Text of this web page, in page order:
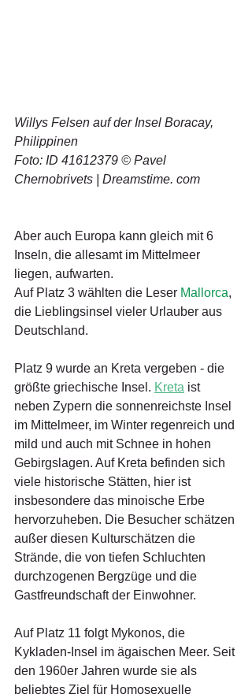
Willys Felsen auf der Insel Boracay,
Philippinen
Foto: ID 41612379 © Pavel
Chernobrivets | Dreamstime. com
Aber auch Europa kann gleich mit 6
Inseln, die allesamt im Mittelmeer
liegen, aufwarten.
Auf Platz 3 wählten die Leser Mallorca,
die Lieblingsinsel vieler Urlauber aus
Deutschland.
Platz 9 wurde an Kreta vergeben - die
größte griechische Insel. Kreta ist
neben Zypern die sonnenreichste Insel
im Mittelmeer, im Winter regenreich und
mild und auch mit Schnee in hohen
Gebirgslagen. Auf Kreta befinden sich
viele historische Stätten, hier ist
insbesondere das minoische Erbe
hervorzuheben. Die Besucher schätzen
außer diesen Kulturschätzen die
Strände, die von tiefen Schluchten
durchzogenen Bergzüge und die
Gastfreundschaft der Einwohner.
Auf Platz 11 folgt Mykonos, die
Kykladen-Insel im ägaischen Meer. Seit
den 1960er Jahren wurde sie als
beliebtes Ziel für Homosexuelle